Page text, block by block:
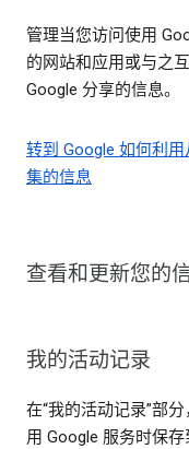
管理当您访问使用
的网站和应用或与之
Google 分享的信息。
转到 Google 如何利
集的信息
查看和更新您的
我的活动记录
在“我的活动记录”部
用 Google 服务时保